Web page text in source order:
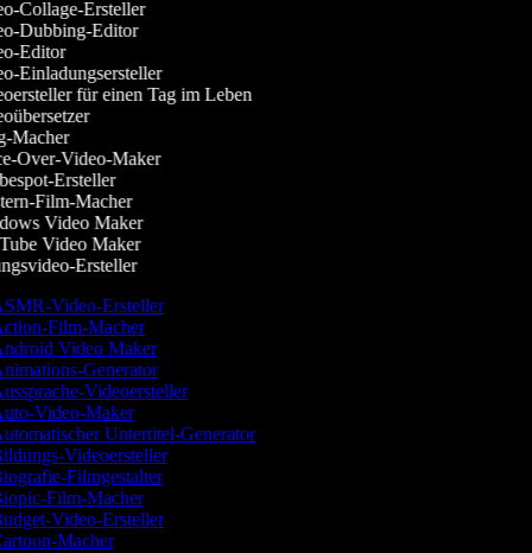
Collage-Ersteller
Dubbing-Editor
Editor
Einladungsersteller
für einen Tag im Leben
Macher
Over-Video-Maker
Ersteller
Film-Macher
Video Maker
Video Maker
Ersteller
Video-Ersteller
Film-Macher
Video Maker
Generator
Videoersteller
Video-Maker
Untertitel-Generator
Videoersteller
Filmgestalter
Film-Macher
Video-Ersteller
Macher